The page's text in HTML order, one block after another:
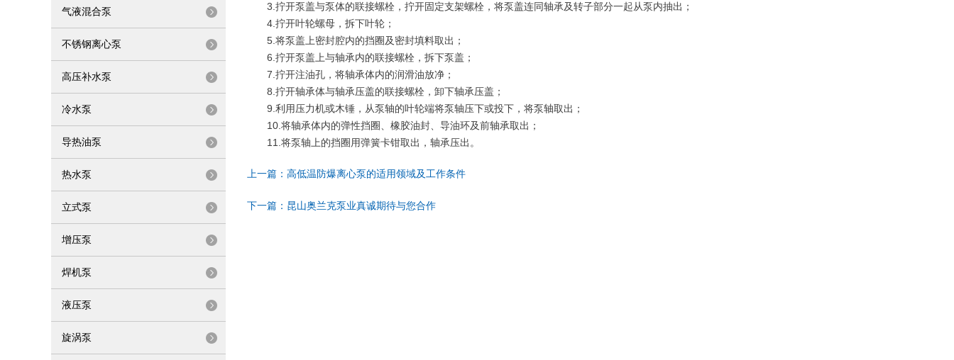
气液混合泵
不锈钢离心泵
高压补水泵
冷水泵
导热油泵
热水泵
立式泵
增压泵
焊机泵
液压泵
旋涡泵
3.拧开泵盖与泵体的联接螺栓，拧开固定支架螺栓，将泵盖连同轴承及转子部分一起从泵内抽出；
4.拧开叶轮螺母，拆下叶轮；
5.将泵盖上密封腔内的挡圈及密封填料取出；
6.拧开泵盖上与轴承内的联接螺栓，拆下泵盖；
7.拧开注油孔，将轴承体内的润滑油放净；
8.拧开轴承体与轴承压盖的联接螺栓，卸下轴承压盖；
9.利用压力机或木锤，从泵轴的叶轮端将泵轴压下或投下，将泵轴取出；
10.将轴承体内的弹性挡圈、橡胶油封、导油环及前轴承取出；
11.将泵轴上的挡圈用弹簧卡钳取出，轴承压出。
上一篇： 高低温防爆离心泵的适用领域及工作条件
下一篇： 昆山奥兰克泵业真诚期待与您合作